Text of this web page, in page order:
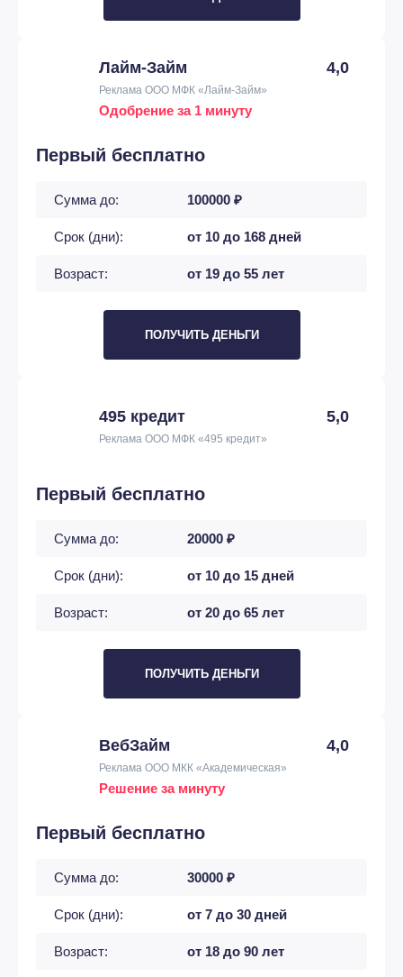
Лайм-Займ 4,0
Реклама ООО МФК «Лайм-Займ»
Одобрение за 1 минуту
Первый бесплатно
Сумма до: 100000 ₽
Срок (дни): от 10 до 168 дней
Возраст: от 19 до 55 лет
ПОЛУЧИТЬ ДЕНЬГИ
495 кредит 5,0
Реклама ООО МФК «495 кредит»
Первый бесплатно
Сумма до: 20000 ₽
Срок (дни): от 10 до 15 дней
Возраст: от 20 до 65 лет
ПОЛУЧИТЬ ДЕНЬГИ
ВебЗайм 4,0
Реклама ООО МКК «Академическая»
Решение за минуту
Первый бесплатно
Сумма до: 30000 ₽
Срок (дни): от 7 до 30 дней
Возраст: от 18 до 90 лет